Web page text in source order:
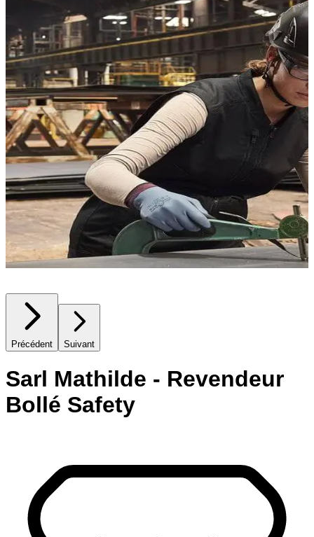
Précédent Suivant
Sarl Mathilde - Revendeur
Bollé Safety